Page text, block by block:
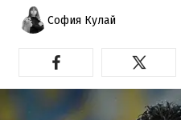
София Кулай